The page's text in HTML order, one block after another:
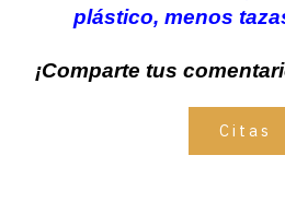
plástico, menos
¡Comparte tus
Citas